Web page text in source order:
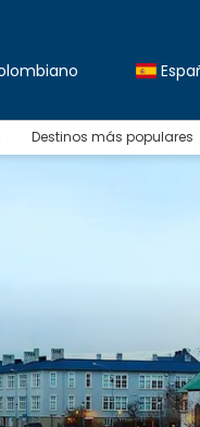
Destinos más populares